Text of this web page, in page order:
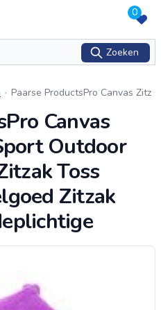
0
Zoeken
Paarse ProductsPro Canvas Zitz
e Games Zitzak Toss Duurzaam
Canvas
Outdoor
Toss
Zitzak